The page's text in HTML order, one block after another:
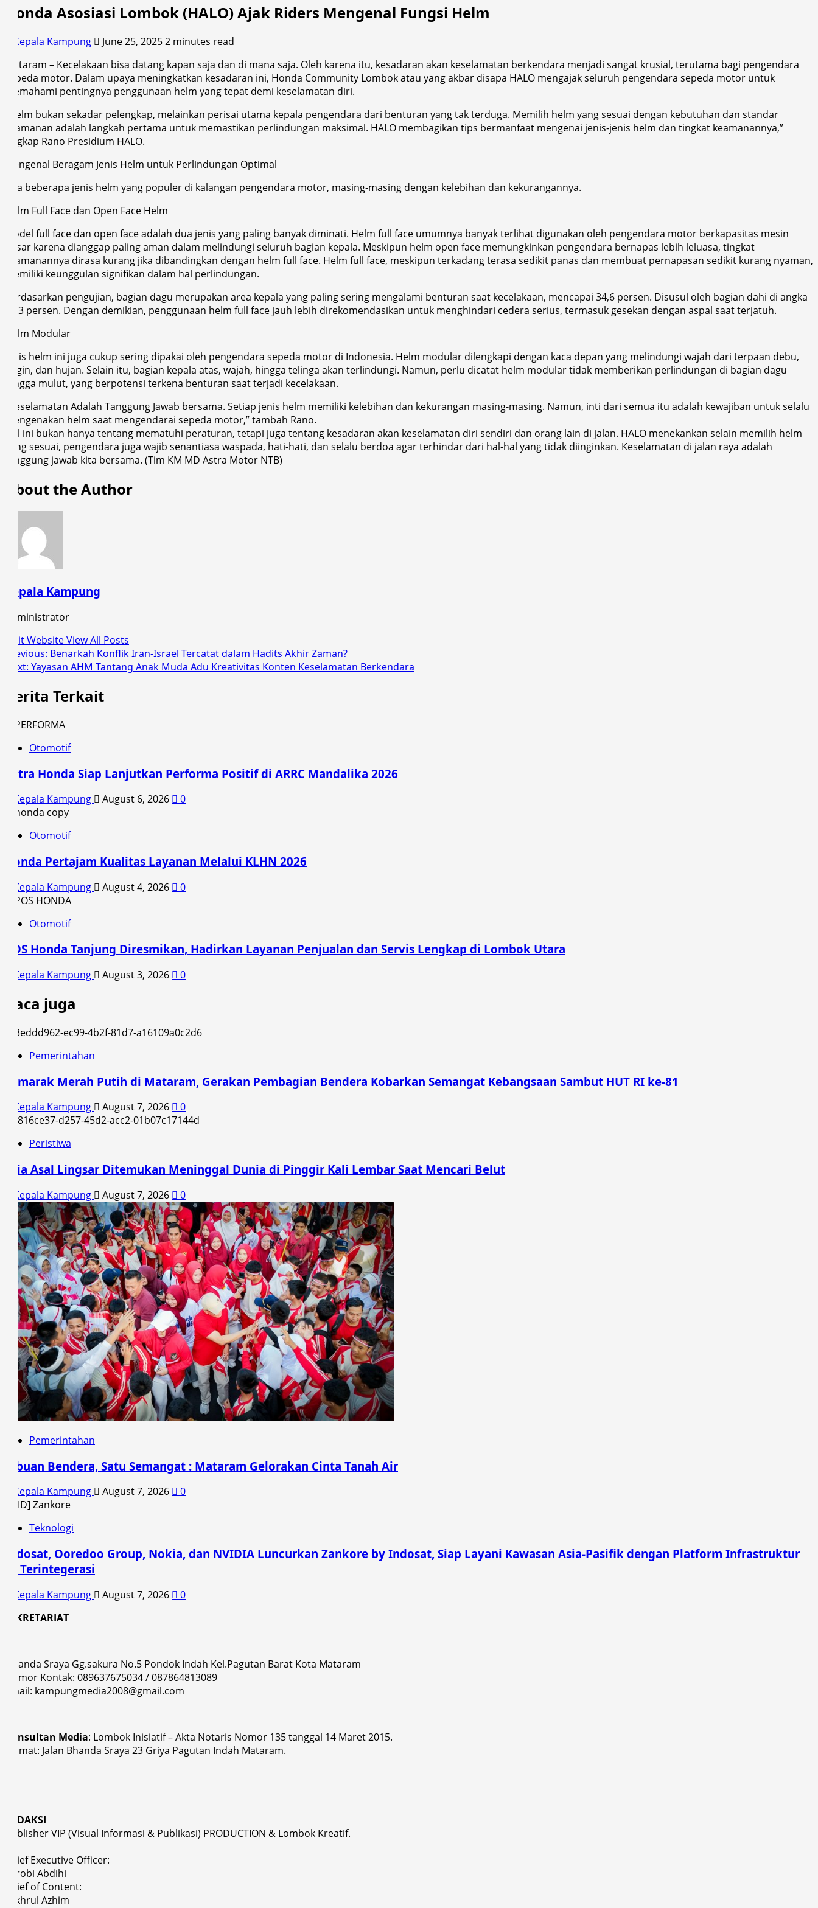
Honda Asosiasi Lombok (HALO) Ajak Riders Mengenal Fungsi Helm
Kepala Kampung June 25, 20252 minutes read
Mataram – Kecelakaan bisa datang kapan saja dan di mana saja. Oleh karena itu, kesadaran akan keselamatan berkendara menjadi sangat krusial, terutama bagi pengendara
sepeda motor. Dalam upaya meningkatkan kesadaran ini, Honda Community Lombok atau yang akbar disapa HALO mengajak seluruh pengendara sepeda motor untuk
memahami pentingnya penggunaan helm yang tepat demi keselamatan diri.
“Helm bukan sekadar pelengkap, melainkan perisai utama kepala pengendara dari benturan yang tak terduga. Memilih helm yang sesuai dengan kebutuhan dan standar
keamanan adalah langkah pertama untuk memastikan perlindungan maksimal. HALO membagikan tips bermanfaat mengenai jenis-jenis helm dan tingkat keamanannya,”
ungkap Rano Presidium HALO.
Mengenal Beragam Jenis Helm untuk Perlindungan Optimal
Ada beberapa jenis helm yang populer di kalangan pengendara motor, masing-masing dengan kelebihan dan kekurangannya.
Helm Full Face dan Open Face Helm
Model full face dan open face adalah dua jenis yang paling banyak diminati. Helm full face umumnya banyak terlihat digunakan oleh pengendara motor berkapasitas mesin
besar karena dianggap paling aman dalam melindungi seluruh bagian kepala. Meskipun helm open face memungkinkan pengendara bernapas lebih leluasa, tingkat
keamanannya dirasa kurang jika dibandingkan dengan helm full face. Helm full face, meskipun terkadang terasa sedikit panas dan membuat pernapasan sedikit kurang nyaman,
memiliki keunggulan signifikan dalam hal perlindungan.
Berdasarkan pengujian, bagian dagu merupakan area kepala yang paling sering mengalami benturan saat kecelakaan, mencapai 34,6 persen. Disusul oleh bagian dahi di angka
18,3 persen. Dengan demikian, penggunaan helm full face jauh lebih direkomendasikan untuk menghindari cedera serius, termasuk gesekan dengan aspal saat terjatuh.
Helm Modular
Jenis helm ini juga cukup sering dipakai oleh pengendara sepeda motor di Indonesia. Helm modular dilengkapi dengan kaca depan yang melindungi wajah dari terpaan debu,
angin, dan hujan. Selain itu, bagian kepala atas, wajah, hingga telinga akan terlindungi. Namun, perlu dicatat helm modular tidak memberikan perlindungan di bagian dagu
hingga mulut, yang berpotensi terkena benturan saat terjadi kecelakaan.
“Keselamatan Adalah Tanggung Jawab bersama. Setiap jenis helm memiliki kelebihan dan kekurangan masing-masing. Namun, inti dari semua itu adalah kewajiban untuk selalu
mengenakan helm saat mengendarai sepeda motor,” tambah Rano.
Hal ini bukan hanya tentang mematuhi peraturan, tetapi juga tentang kesadaran akan keselamatan diri sendiri dan orang lain di jalan. HALO menekankan selain memilih helm
yang sesuai, pengendara juga wajib senantiasa waspada, hati-hati, dan selalu berdoa agar terhindar dari hal-hal yang tidak diinginkan. Keselamatan di jalan raya adalah
tanggung jawab kita bersama. (Tim KM MD Astra Motor NTB)
About the Author
Kepala Kampung
Administrator
Visit WebsiteView All Posts
Post
navigation
Previous: Benarkah Konflik Iran-Israel Tercatat dalam Hadits Akhir Zaman?
Next: Yayasan AHM Tantang Anak Muda Adu Kreativitas Konten Keselamatan Berkendara
Berita Terkait
Otomotif
Astra Honda Siap Lanjutkan Performa Positif di ARRC Mandalika 2026
Kepala Kampung August 6, 2026 0
Otomotif
Honda Pertajam Kualitas Layanan Melalui KLHN 2026
Kepala Kampung August 4, 2026 0
Otomotif
POS Honda Tanjung Diresmikan, Hadirkan Layanan Penjualan dan Servis Lengkap di Lombok Utara
Kepala Kampung August 3, 2026 0
Baca juga
Pemerintahan
Semarak Merah Putih di Mataram, Gerakan Pembagian Bendera Kobarkan Semangat Kebangsaan Sambut HUT RI ke-81
Kepala Kampung August 7, 2026 0
Peristiwa
Pria Asal Lingsar Ditemukan Meninggal Dunia di Pinggir Kali Lembar Saat Mencari Belut
Kepala Kampung August 7, 2026 0
Pemerintahan
Ribuan Bendera, Satu Semangat : Mataram Gelorakan Cinta Tanah Air
Kepala Kampung August 7, 2026 0
Teknologi
Indosat, Ooredoo Group, Nokia, dan NVIDIA Luncurkan Zankore by Indosat, Siap Layani Kawasan Asia-Pasifik dengan Platform Infrastruktur
AI Terintegerasi
Kepala Kampung August 7, 2026
0
SEKRETARIAT
Jl.Banda Sraya Gg.sakura No.5 Pondok Indah Kel.Pagutan Barat Kota Mataram
Nomor Kontak: 089637675034 / 087864813089
Email: kampungmedia2008@gmail.com
Konsultan Media: Lombok Inisiatif – Akta Notaris Nomor 135 tanggal 14 Maret 2015.
Alamat: Jalan Bhanda Sraya 23 Griya Pagutan Indah Mataram.
REDAKSI
Publisher VIP (Visual Informasi & Publikasi) PRODUCTION & Lombok Kreatif.
Chief Executive Officer:
Asrobi Abdihi
Chief of Content:
Fakhrul Azhim